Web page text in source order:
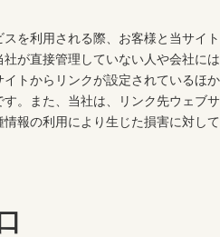
を利用される際、お客様と当サイト
が直接管理していない人や会社には
トからリンクが設定されているほか
。また、当社は、リンク先ウェブサ
報の利用により生じた損害に対して